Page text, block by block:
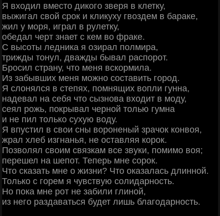
Я входил вместо дикого зверя в клетку,
выжигал свой срок и кликуху гвоздем в бараке,
жил у моря, играл в рулетку,
обедал черт знает с кем во фраке.
С высоты ледника я озирал полмира,
трижды тонул, дважды бывал распорот.
Бросил страну, что меня вскормила.
Из забывших меня можно составить город.
Я слонялся в степях, помнящих вопли гунна,
надевал на себя что сызнова входит в моду,
сеял рожь, покрывал черной толью гумна
и не пил только сухую воду.
Я впустил в свои сны вороненый зрачок конвоя,
жрал хлеб изгнанья, не оставляя корок.
Позволял своим связкам все звуки, помимо воя;
перешел на шепот. Теперь мне сорок.
Что сказать мне о жизни? Что оказалась длинной.
Только с горем я чувствую солидарность.
Но пока мне рот не забили глиной,
из него раздаваться будет лишь благодарность.